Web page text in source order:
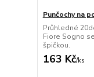
Punčochy na
Průhledné
Fiore Sogno
špičkou.
163 Kč/ks